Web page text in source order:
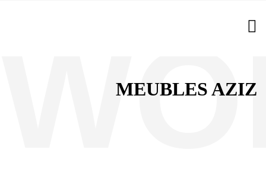
MEUBLES AZIZ